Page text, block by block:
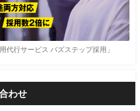
代行サービス バズステップ採用」
わせ